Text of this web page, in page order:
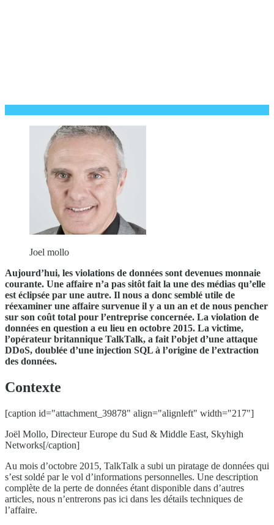
Joel mollo
Aujourd’hui, les violations de données sont devenues monnaie
courante. Une affaire n’a pas sitôt fait la une des médias qu’elle
est éclipsée par une autre. Il nous a donc semblé utile de
réexaminer une affaire survenue il y a un an et de nous pencher
sur son coût total pour l’entreprise concernée. La violation de
données en question a eu lieu en octobre 2015. La victime,
l’opérateur britannique TalkTalk, a fait l’objet d’une attaque
DDoS, doublée d’une injection SQL à l’origine de l’extraction
des données.
Contexte
[caption id="attachment_39878" align="alignleft" width="217"]
Joël Mollo, Directeur Europe du Sud & Middle East, Skyhigh
Networks[/caption]
Au mois d’octobre 2015, TalkTalk a subi un piratage de données qui
s’est soldé par le vol d’informations personnelles. Une description
complète de la perte de données étant disponible dans d’autres
articles, nous n’entrerons pas ici dans les détails techniques de
l’affaire.